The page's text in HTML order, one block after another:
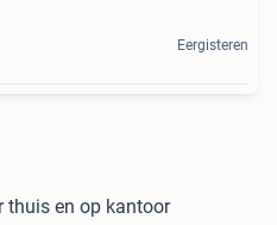
Eergisteren
thuis en op kantoor